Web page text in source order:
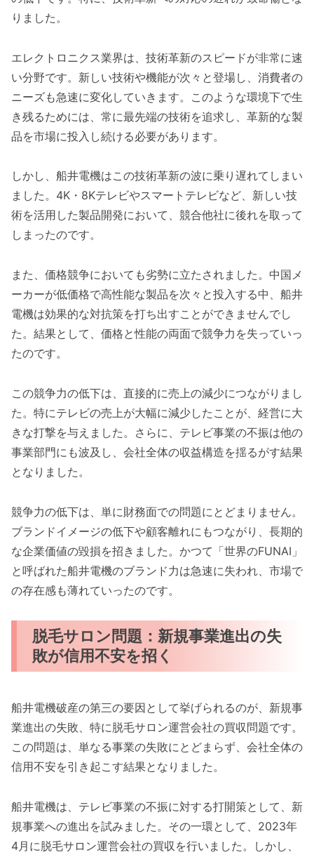
りました。
エレクトロニクス業界は、技術革新のスピードが非常に速
い分野です。新しい技術や機能が次々と登場し、消費者の
ニーズも急速に変化していきます。このような環境下で生
き残るためには、常に最先端の技術を追求し、革新的な製
品を市場に投入し続ける必要があります。
しかし、船井電機はこの技術革新の波に乗り遅れてしまい
ました。4K・8Kテレビやスマートテレビなど、新しい技
術を活用した製品開発において、競合他社に後れを取って
しまったのです。
また、価格競争においても劣勢に立たされました。中国メ
ーカーが低価格で高性能な製品を次々と投入する中、船井
電機は効果的な対抗策を打ち出すことができませんでし
た。結果として、価格と性能の両面で競争力を失っていっ
たのです。
この競争力の低下は、直接的に売上の減少につながりまし
た。特にテレビの売上が大幅に減少したことが、経営に大
きな打撃を与えました。さらに、テレビ事業の不振は他の
事業部門にも波及し、会社全体の収益構造を揺るがす結果
となりました。
競争力の低下は、単に財務面での問題にとどまりません。
ブランドイメージの低下や顧客離れにもつながり、長期的
な企業価値の毀損を招きました。かつて「世界のFUNAI」
と呼ばれた船井電機のブランド力は急速に失われ、市場で
の存在感も薄れていったのです。
脱毛サロン問題：新規事業進出の失
敗が信用不安を招く
船井電機破産の第三の要因として挙げられるのが、新規事
業進出の失敗、特に脱毛サロン運営会社の買収問題です。
この問題は、単なる事業の失敗にとどまらず、会社全体の
信用不安を引き起こす結果となりました。
船井電機は、テレビ事業の不振に対する打開策として、新
規事業への進出を試みました。その一環として、2023年
4月に脱毛サロン運営会社の買収を行いました。しかし、